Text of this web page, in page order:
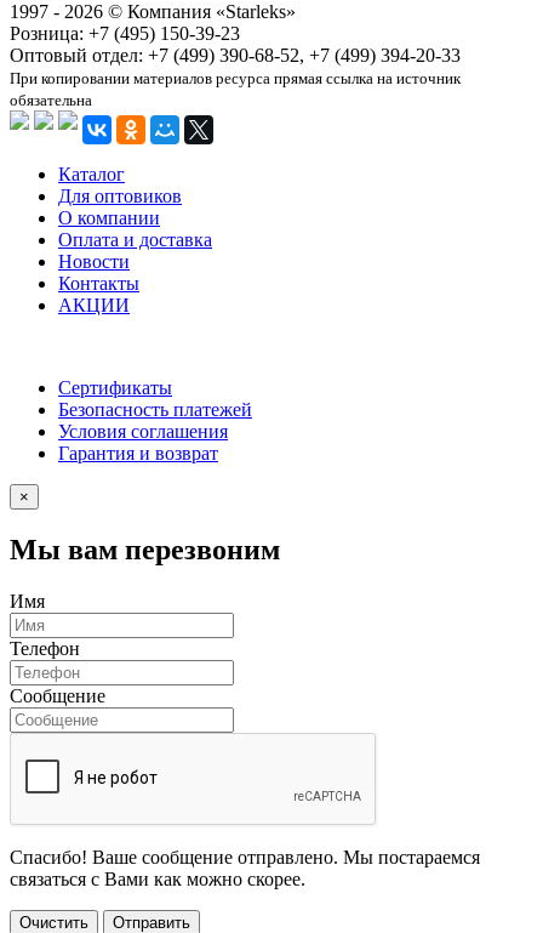
1997 - 2026 © Компания «Starleks»
Розница: +7 (495) 150-39-23
Оптовый отдел: +7 (499) 390-68-52, +7 (499) 394-20-33
При копировании материалов ресурса прямая ссылка на источник
обязательна
Каталог
Для оптовиков
О компании
Оплата и доставка
Новости
Контакты
АКЦИИ
Сертификаты
Безопасность платежей
Условия соглашения
Гарантия и возврат
×
Мы вам перезвоним
Имя
Телефон
Сообщение
Спасибо! Ваше сообщение отправлено. Мы постараемся
связаться с Вами как можно скорее.
Очистить Отправить